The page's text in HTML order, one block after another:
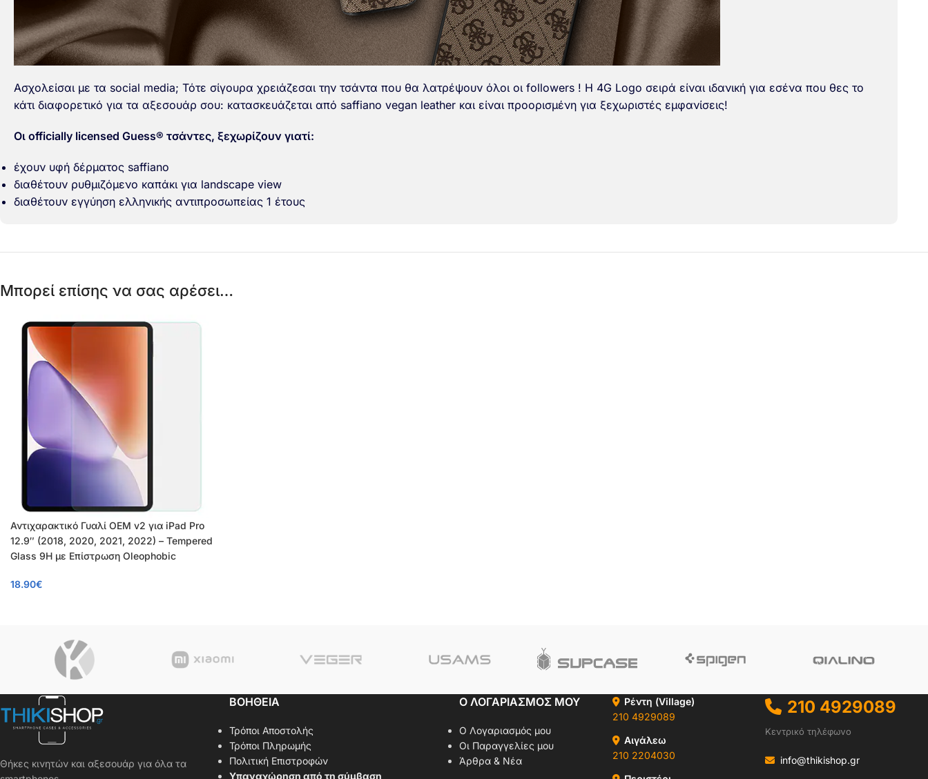
Ασχολείσαι με τα social media; Τότε σίγουρα χρειάζεσαι την τσάντα που θα λατρέψουν όλοι οι followers ! Η 4G Logo σειρά είναι ιδανική για εσένα που θες το
κάτι διαφορετικό για τα αξεσουάρ σου: κατασκευάζεται από saffiano vegan leather και είναι προορισμένη για ξεχωριστές εμφανίσεις!
Οι officially licensed Guess® τσάντες, ξεχωρίζουν γιατί:
έχουν υφή δέρματος saffiano
διαθέτουν ρυθμιζόμενο καπάκι για landscape view
διαθέτουν εγγύηση ελληνικής αντιπροσωπείας 1 έτους
Μπορεί επίσης να σας αρέσει…
Αντιχαρακτικό Γυαλί OEM v2 για iPad Pro
12.9″ (2018, 2020, 2021, 2022) – Tempered
Glass 9H με Επίστρωση Oleophobic
18.90€
Θήκες κινητών και αξεσουάρ για όλα τα
ΒΟΗΘΕΙΑ
Τρόποι Αποστολής
Τρόποι Πληρωμής
Πολιτική Επιστροφών
Υπαναχώρηση από τη σύμβαση
Ο ΛΟΓΑΡΙΑΣΜΟΣ ΜΟΥ
Ο Λογαριασμός μου
Οι Παραγγελίες μου
Άρθρα & Νέα
Ρέντη (Village)
210 4929089
Αιγάλεω
210 2204030
210 4929089
Κεντρικό τηλέφωνο
info@thikishop.gr